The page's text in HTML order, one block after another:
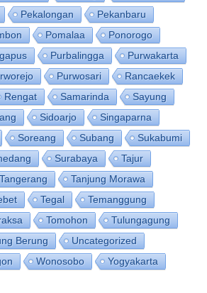
Pekalongan
Pekanbaru
Pomalaa
Ponorogo
Purbalingga
Purwakarta
Purwosari
Rancaekek
Rengat Samarinda
Sayung
Sidoarjo
Singaparna
Soreang Subang
Sukabumi
Surabaya
Tajur
Tangerang
Tanjung Morawa
Tegal
Temanggung
Tomohon
Tulungagung
Berung
Uncategorized
Wonosobo Yogyakarta